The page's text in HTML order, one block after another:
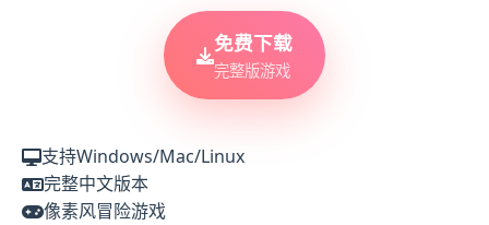
免费下载
完整版游戏
支持Windows/Mac/Linux
完整中文版本
像素风冒险游戏